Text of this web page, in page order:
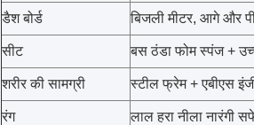
डैश बोर्ड बिजली मीटर, आगे और
सीट बस ठंडा फोम स्पंज +
शरीर की सामग्री स्टील फ्रेम + एबीएस
रंग लाल हरा नीला नारंगी